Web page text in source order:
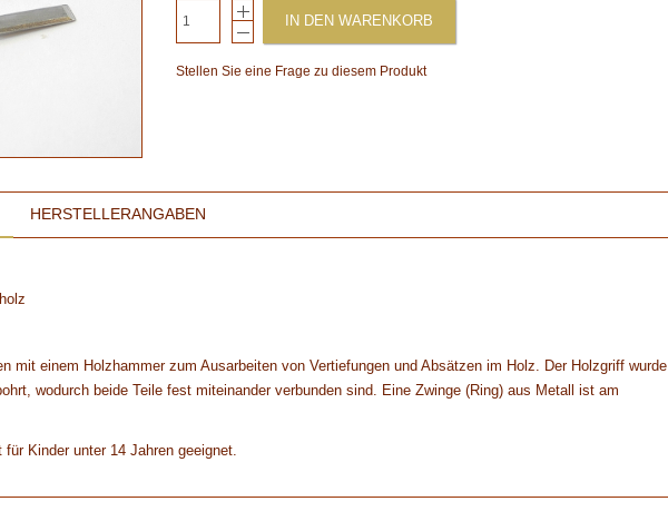
IN DEN WARENKORB
Stellen Sie eine Frage zu diesem Produkt
HERSTELLERANGABEN
mit einem Holzhammer zum Ausarbeiten von Vertiefungen und Absätzen im Holz. Der Holzgriff wurde
wodurch beide Teile fest miteinander verbunden sind. Eine Zwinge (Ring) aus Metall ist am
Kinder unter 14 Jahren geeignet.